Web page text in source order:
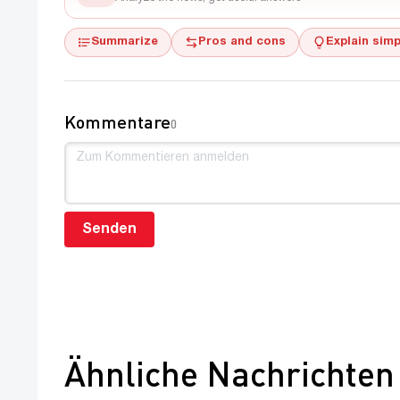
Summarize Pros and cons Explain
Kommentare0
Senden
Ähnliche Nachrichten